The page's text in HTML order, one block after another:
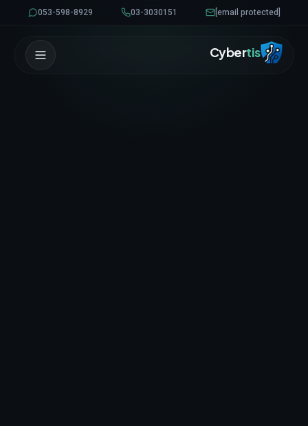
דלגו לתוכן[email protected]
03-3030151
053-598-8929
Cybertis